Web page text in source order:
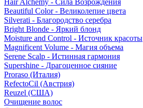
Hair Alchemy - Сила Возрождения
Beautiful Color - Великолепие цвета
Silverati - Благородство серебра
Bright Blonde - Яркий блонд
Moisture and Control - Источник красоты
Magnificent Volume - Магия объема
Serene Scalp - Истинная гармония
Supershine - Драгоценное сияние
Proraso (Италия)
RefectoCil (Австрия)
Reuzel (США)
Очищение волос